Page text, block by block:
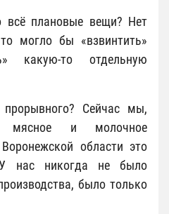
плановые вещи? Нет
могло бы «взвинтить»
какую-то отдельную
Сейчас мы,
мясное и молочное
области это
нас никогда не было
было только